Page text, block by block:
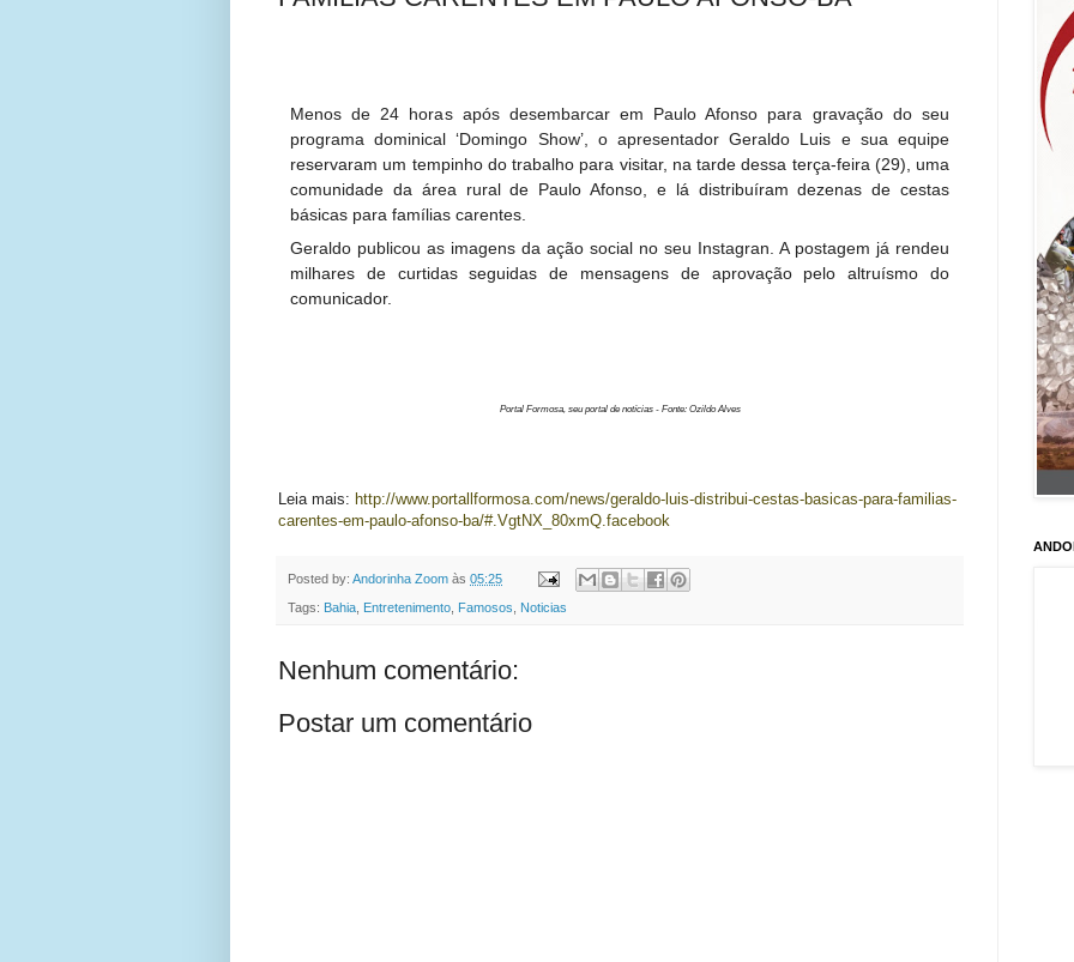
Menos de 24 horas após desembarcar em Paulo Afonso para gravação do seu
programa dominical ‘Domingo Show’, o apresentador Geraldo Luis e sua equipe
reservaram um tempinho do trabalho para visitar, na tarde dessa terça-feira (29), uma
comunidade da área rural de Paulo Afonso, e lá distribuíram dezenas de cestas
básicas para famílias carentes.
Geraldo publicou as imagens da ação social no seu Instagran. A postagem já rendeu
milhares de curtidas seguidas de mensagens de aprovação pelo altruísmo do
comunicador.
Portal Formosa, seu portal de notícias - Fonte: Ozildo Alves
Leia mais: http://www.portallformosa.com/news/geraldo-luis-distribui-cestas-basicas-para-familias-
carentes-em-paulo-afonso-ba/#.VgtNX_80xmQ.facebook
Posted by: Andorinha Zoom às 05:25
Tags: Bahia Entretenimento Famosos Noticias
Nenhum comentário:
Postar um comentário